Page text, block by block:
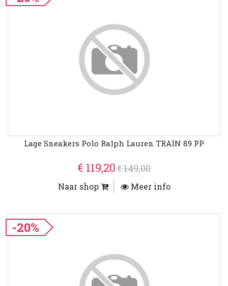
Lage Sneakers Polo Ralph Lauren TRAIN 89 PP
€ 119,20€ 149,00
Naar shop Meer info
-20%